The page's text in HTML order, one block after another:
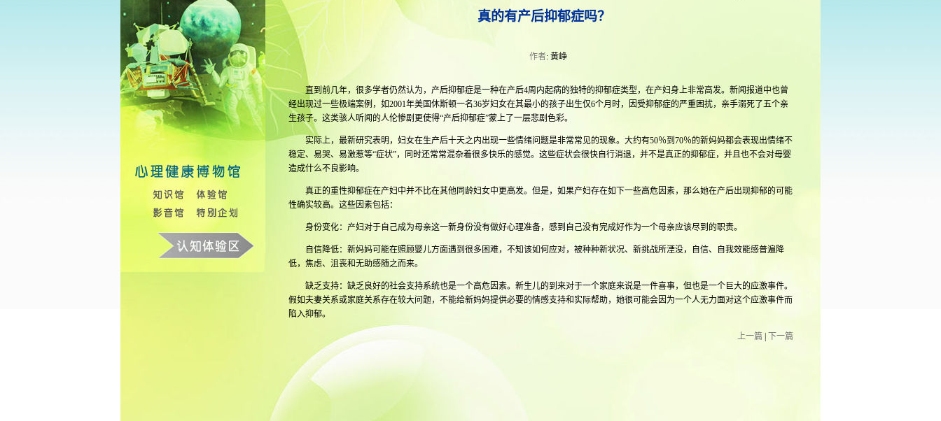
真的有产后抑郁症吗？
作者: 黄峥
直到前几年，很多学者仍然认为，产后抑郁症是一种在产后4周内起病的独特的抑郁症类型，在产妇身上非常高发。新闻报道中也曾
经出现过一些极端案例，如2001年美国休斯顿一名36岁妇女在其最小的孩子出生仅6个月时，因受抑郁症的严重困扰，亲手溺死了五个亲
生孩子。这类骇人听闻的人伦惨剧更使得“产后抑郁症”蒙上了一层悲剧色彩。
实际上，最新研究表明，妇女在生产后十天之内出现一些情绪问题是非常常见的现象。大约有50％到70％的新妈妈都会表现出情绪不
稳定、易哭、易激惹等“症状”，同时还常常混杂着很多快乐的感觉。这些症状会很快自行消退，并不是真正的抑郁症，并且也不会对母婴
造成什么不良影响。
真正的重性抑郁症在产妇中并不比在其他同龄妇女中更高发。但是，如果产妇存在如下一些高危因素，那么她在产后出现抑郁的可能
性确实较高。这些因素包括：
身份变化：产妇对于自己成为母亲这一新身份没有做好心理准备，感到自己没有完成好作为一个母亲应该尽到的职责。
自信降低：新妈妈可能在照顾婴儿方面遇到很多困难，不知该如何应对，被种种新状况、新挑战所湮没，自信、自我效能感普遍降
低，焦虑、沮丧和无助感随之而来。
缺乏支持：缺乏良好的社会支持系统也是一个高危因素。新生儿的到来对于一个家庭来说是一件喜事，但也是一个巨大的应激事件。
假如夫妻关系或家庭关系存在较大问题，不能给新妈妈提供必要的情感支持和实际帮助，她很可能会因为一个人无力面对这个应激事件而
陷入抑郁。
上一篇 下一篇